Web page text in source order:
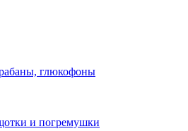
глюкофоны
и погремушки